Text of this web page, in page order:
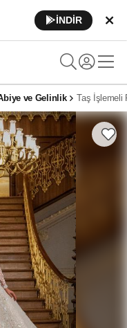
İNDİR
ve Gelinlik Taş İşlemeli